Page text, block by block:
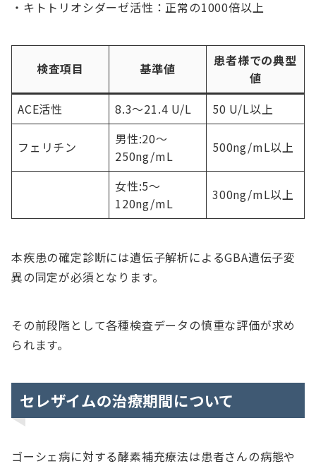
・キトトリオシダーゼ活性：正常の1000倍以上
検査項目 基準値
患者様での典型
値
ACE活性
8.3〜21.4 U/L 50 U/L以上
フェリチン
男性:20〜
250ng/mL
500ng/mL以上
女性:5〜
120ng/mL
300ng/mL以上
本疾患の確定診断には遺伝子解析によるGBA遺伝子変
異の同定が必須となります。
その前段階として各種検査データの慎重な評価が求め
られます。
セレザイムの治療期間について
ゴーシェ病に対する酵素補充療法は患者さんの病態や